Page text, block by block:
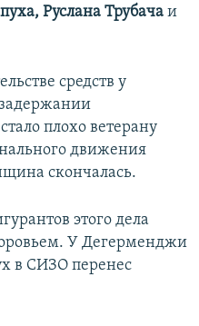
Руслана Трубача и
средств у
плохо ветерану
движения
скончалась.
этого дела
У Дегерменджи
в СИЗО перенес